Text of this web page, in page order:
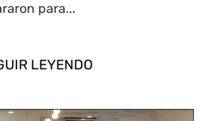
para...
LEYENDO